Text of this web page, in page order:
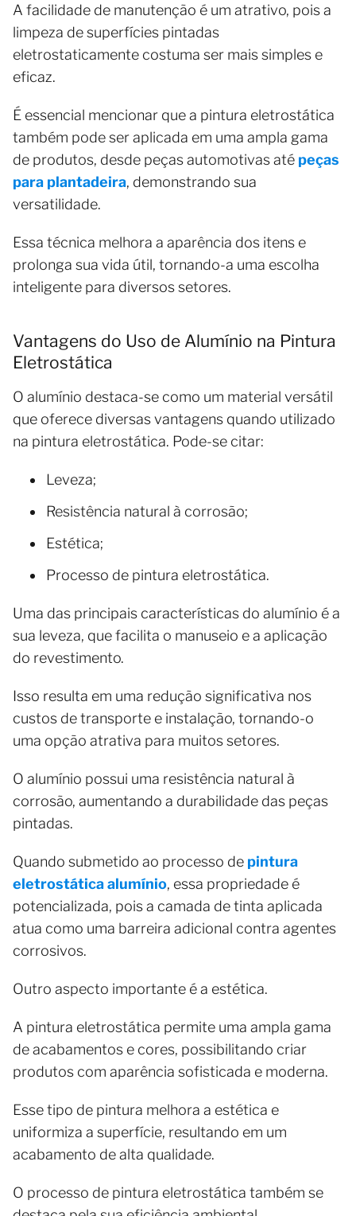
A facilidade de manutenção é um atrativo, pois a
limpeza de superfícies pintadas
eletrostaticamente costuma ser mais simples e
eficaz.
É essencial mencionar que a pintura eletrostática
também pode ser aplicada em uma ampla gama
de produtos, desde peças automotivas até peças
para plantadeira, demonstrando sua
versatilidade.
Essa técnica melhora a aparência dos itens e
prolonga sua vida útil, tornando-a uma escolha
inteligente para diversos setores.
Vantagens do Uso de Alumínio na Pintura
Eletrostática
O alumínio destaca-se como um material versátil
que oferece diversas vantagens quando utilizado
na pintura eletrostática. Pode-se citar:
Leveza;
Resistência natural à corrosão;
Estética;
Processo de pintura eletrostática.
Uma das principais características do alumínio é a
sua leveza, que facilita o manuseio e a aplicação
do revestimento.
Isso resulta em uma redução significativa nos
custos de transporte e instalação, tornando-o
uma opção atrativa para muitos setores.
O alumínio possui uma resistência natural à
corrosão, aumentando a durabilidade das peças
pintadas.
Quando submetido ao processo de pintura
eletrostática alumínio, essa propriedade é
potencializada, pois a camada de tinta aplicada
atua como uma barreira adicional contra agentes
corrosivos.
Outro aspecto importante é a estética.
A pintura eletrostática permite uma ampla gama
de acabamentos e cores, possibilitando criar
produtos com aparência sofisticada e moderna.
Esse tipo de pintura melhora a estética e
uniformiza a superfície, resultando em um
acabamento de alta qualidade.
O processo de pintura eletrostática também se